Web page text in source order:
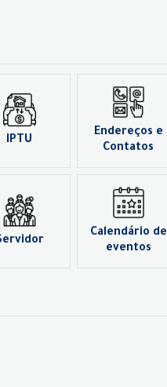
IPTU
Endereços e
Contatos
Calendário de
eventos